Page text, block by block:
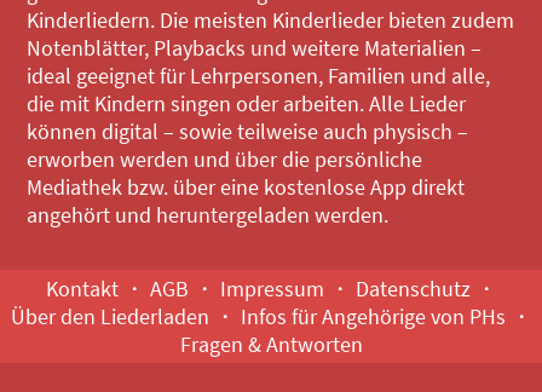
Kinderliedern. Die meisten Kinderlieder bieten zudem
Notenblätter, Playbacks und weitere Materialien –
ideal geeignet für Lehrpersonen, Familien und alle,
die mit Kindern singen oder arbeiten. Alle Lieder
können digital – sowie teilweise auch physisch –
erworben werden und über die persönliche
Mediathek bzw. über eine kostenlose App direkt
angehört und heruntergeladen werden.
Kontakt AGB Impressum
Datenschutz
Über den Liederladen
Infos für Angehörige von PHs
Fragen & Antworten